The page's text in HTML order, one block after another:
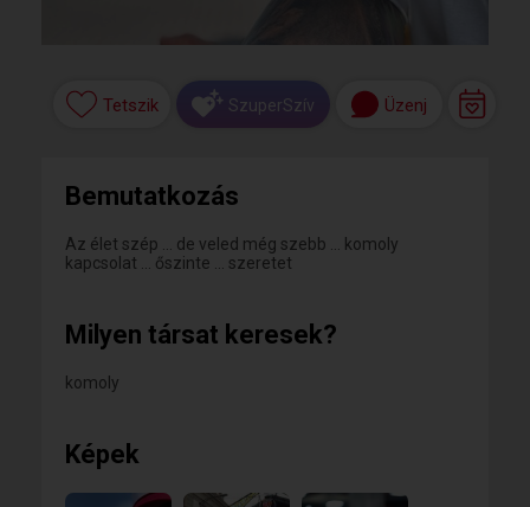
Tetszik SzuperSzív Üzenj
Bemutatkozás
Az élet szép … de veled még szebb … komoly
kapcsolat … őszinte … szeretet
Milyen társat keresek?
komoly
Képek